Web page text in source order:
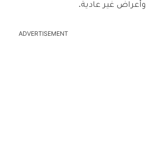
وأعراض غير عادية.
ADVERTISEMENT